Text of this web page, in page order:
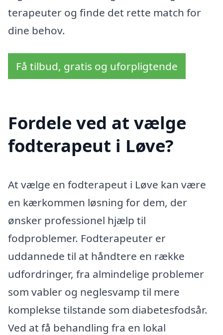
terapeuter og finde det rette match for
dine behov.
Få tilbud, gratis og uforpligtende
Fordele ved at vælge
fodterapeut i Løve?
At vælge en fodterapeut i Løve kan være
en kærkommen løsning for dem, der
ønsker professionel hjælp til
fodproblemer. Fodterapeuter er
uddannede til at håndtere en række
udfordringer, fra almindelige problemer
som vabler og neglesvamp til mere
komplekse tilstande som diabetesfodsår.
Ved at få behandling fra en lokal